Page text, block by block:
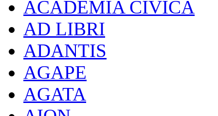
ACADEMIA CIVICA
AD LIBRI
ADANTIS
AGAPE
AGATA